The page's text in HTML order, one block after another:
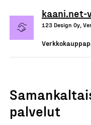
kaani.net-
123 Design Oy,
palvelut